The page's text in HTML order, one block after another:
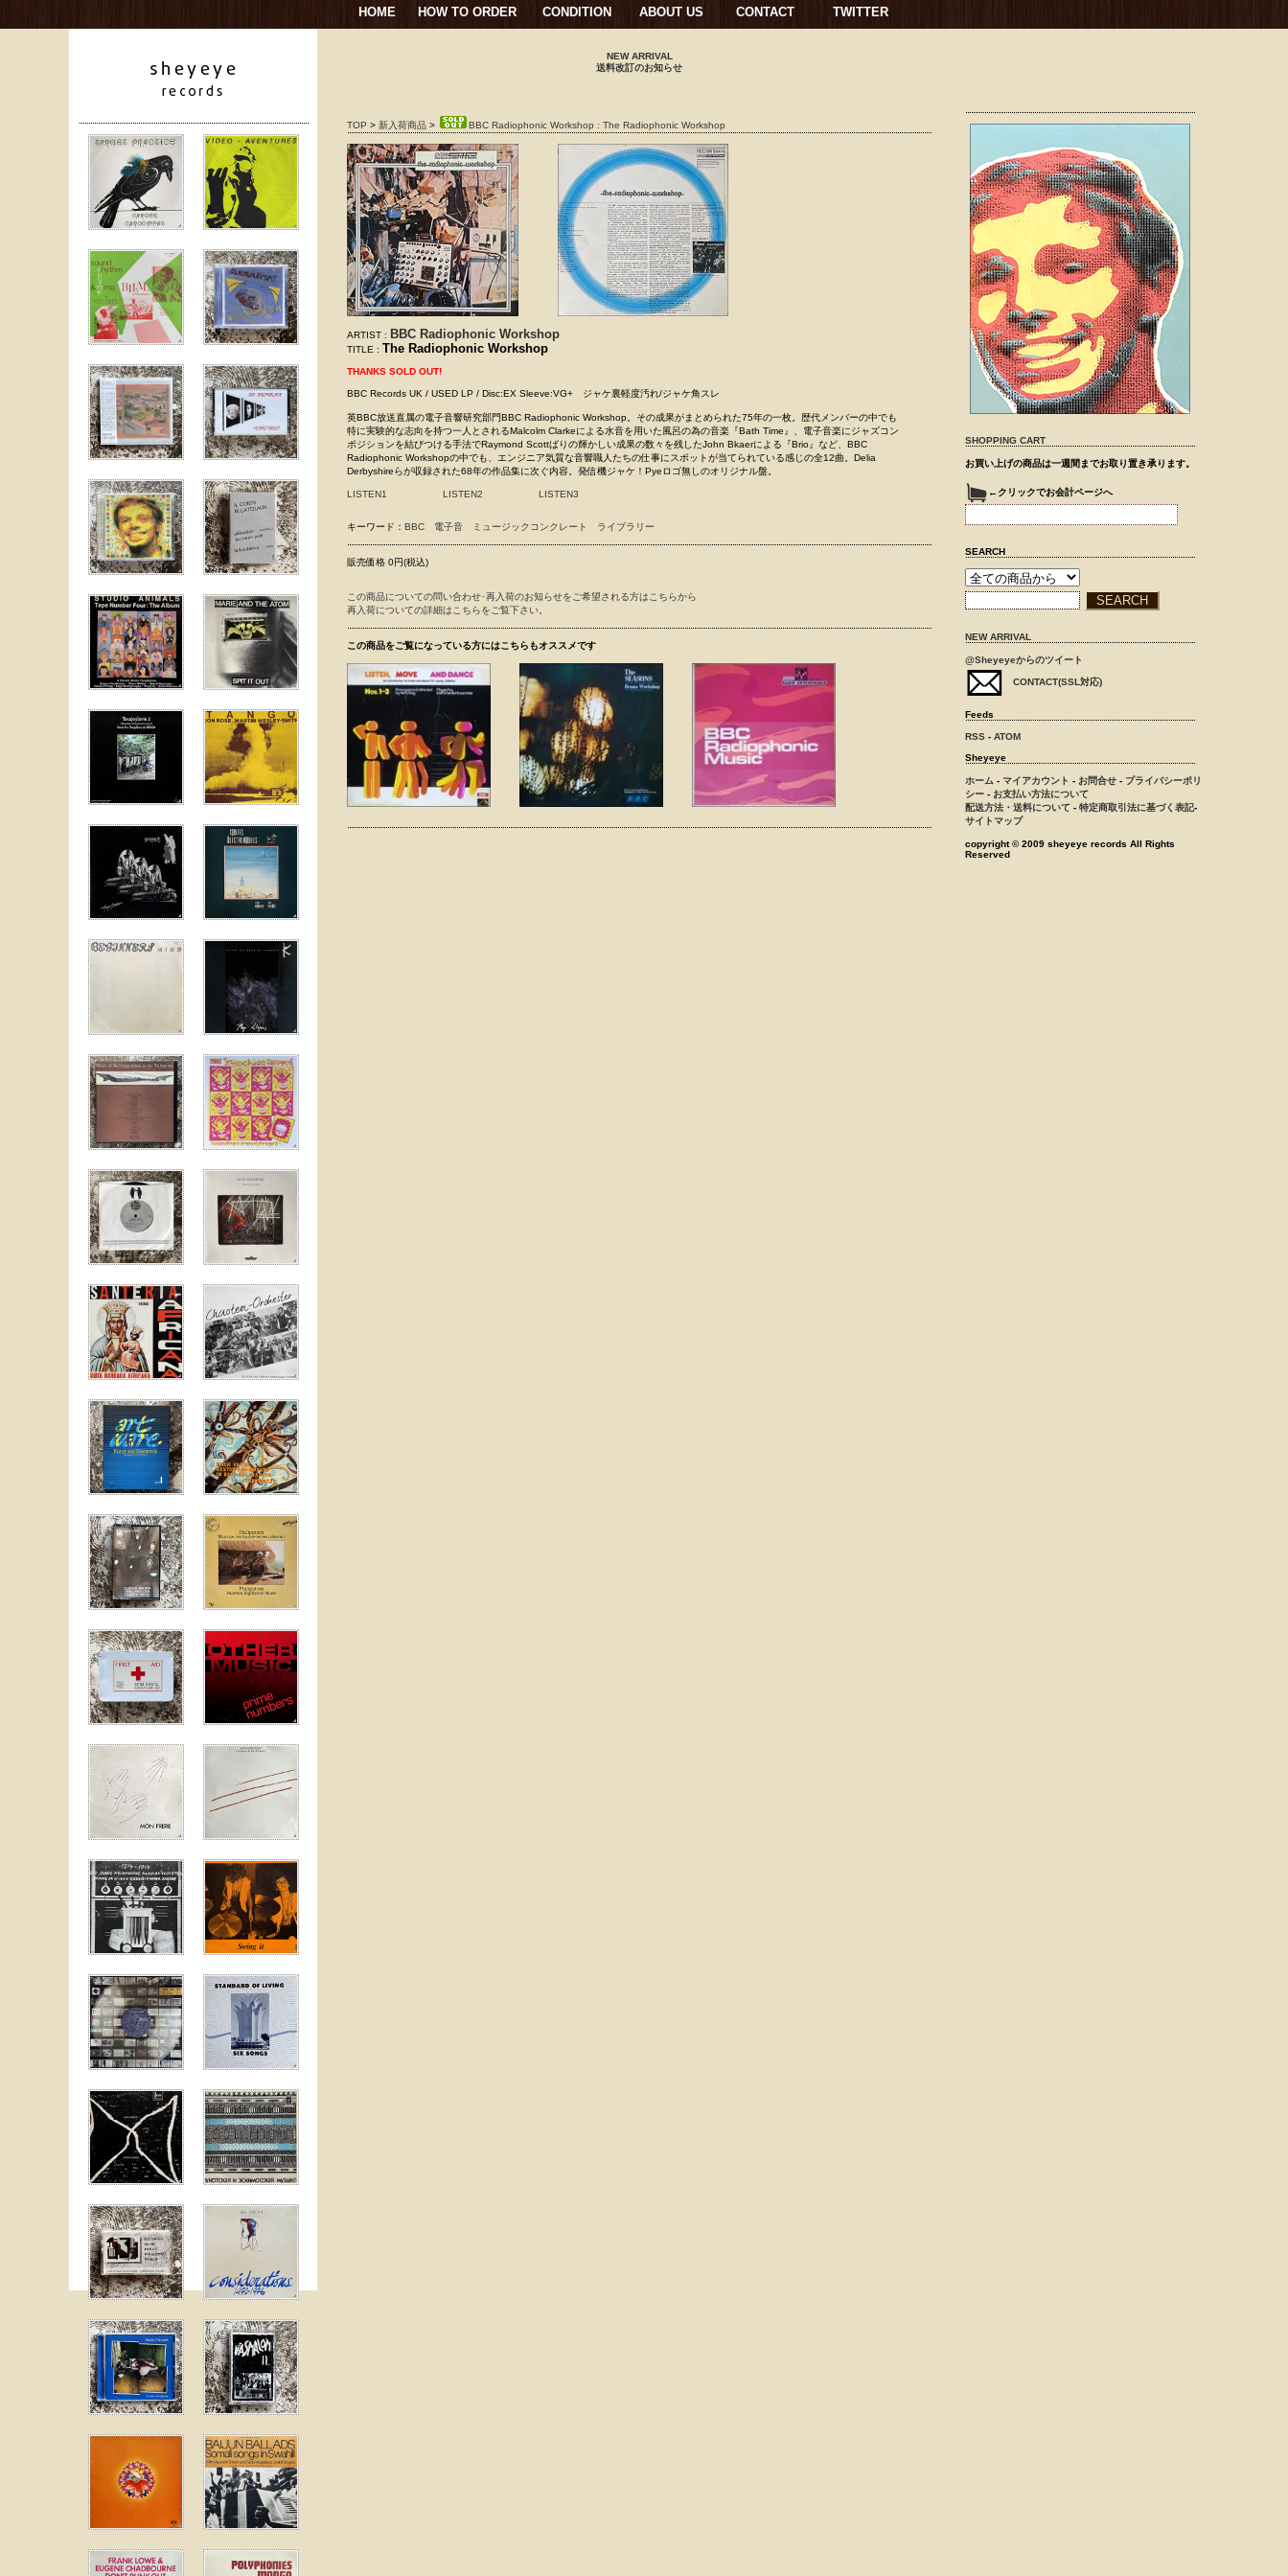
HOME HOW TO ORDER CONDITION ABOUT US CONTACT TWITTER
NEW ARRIVAL
送料改訂のお知らせ
TOP > 新入荷商品 > BBC Radiophonic Workshop : The Radiophonic Workshop
ARTIST : BBC Radiophonic Workshop
TITLE : The Radiophonic Workshop
THANKS SOLD OUT!
BBC Records UK / USED LP / Disc:EX Sleeve:VG+ ジャケ裏軽度汚れ/ジャケ角スレ
英BBC放送直属の電子音響研究部門BBC Radiophonic Workshop。その成果がまとめられた75年の一枚。歴代メンバーの中でも
特に実験的な志向を持つ一人とされるMalcolm Clarkeによる水音を用いた風呂の為の音楽『Bath Time』、電子音楽にジャズコン
ポジションを結びつける手法でRaymond Scottばりの輝かしい成果の数々を残したJohn Bkaerによる『Brio』など、BBC
Radiophonic Workshopの中でも、エンジニア気質な音響職人たちの仕事にスポットが当てられている感じの全12曲。Delia
Derbyshireらが収録された68年の作品集に次ぐ内容。発信機ジャケ！Pyeロゴ無しのオリジナル盤。
LISTEN1 LISTEN2 LISTEN3
キーワード： BBC 電子音 ミュージックコンクレート ライブラリー
販売価格 0円(税込)
この商品についての問い合わせ･再入荷のお知らせをご希望される方はこちらから
再入荷についての詳細はこちらをご覧下さい。
この商品をご覧になっている方にはこちらもオススメです
SHOPPING CART
お買い上げの商品は一週間までお取り置き承ります。
←クリックでお会計ページへ
SEARCH
NEW ARRIVAL
@Sheyeyeからのツイート
CONTACT(SSL対応)
Feeds
RSS - ATOM
Sheyeye
ホーム - マイアカウント - お問合せ - プライバシーポリ
シー - お支払い方法について
配送方法・送料について - 特定商取引法に基づく表記-
サイトマップ
copyright © 2009 sheyeye records All Rights
Reserved